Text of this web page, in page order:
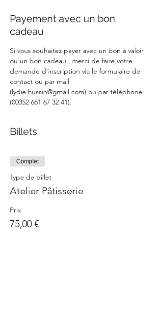
Payement avec un bon
cadeau
Si vous souhaitez payer avec un bon à valoir
ou un bon cadeau , merci de faire votre
demande d'inscription via le formulaire de
contact ou par mail
(lydie.hussin@gmail.com) ou par téléphone
(00352 661 67 32 41).
Billets
Complet
Type de billet
Atelier Pâtisserie
Prix
75,00 €